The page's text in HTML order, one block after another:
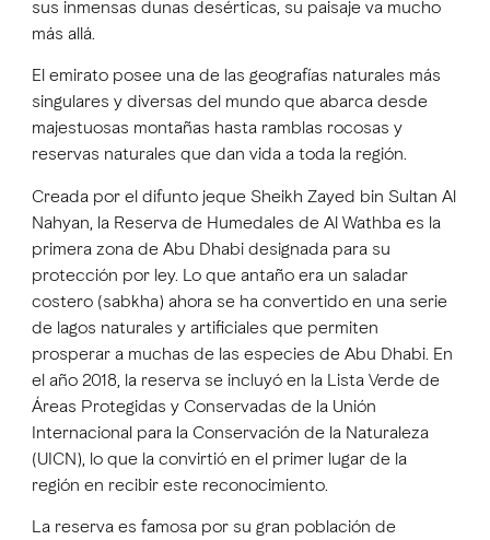
sus inmensas dunas desérticas, su paisaje va mucho
más allá.
El emirato posee una de las geografías naturales más
singulares y diversas del mundo que abarca desde
majestuosas montañas hasta ramblas rocosas y
reservas naturales que dan vida a toda la región.
Creada por el difunto jeque Sheikh Zayed bin Sultan Al
Nahyan, la Reserva de Humedales de Al Wathba es la
primera zona de Abu Dhabi designada para su
protección por ley. Lo que antaño era un saladar
costero (sabkha) ahora se ha convertido en una serie
de lagos naturales y artificiales que permiten
prosperar a muchas de las especies de Abu Dhabi. En
el año 2018, la reserva se incluyó en la Lista Verde de
Áreas Protegidas y Conservadas de la Unión
Internacional para la Conservación de la Naturaleza
(UICN), lo que la convirtió en el primer lugar de la
región en recibir este reconocimiento.
La reserva es famosa por su gran población de